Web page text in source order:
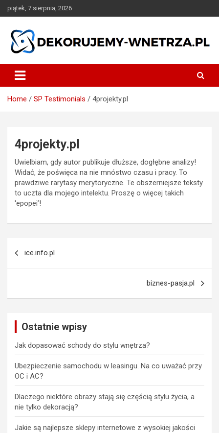
Skip
to
piątek, 7 sierpnia, 2026
dekorujemy-wnetrza.pl
Home SP Testimonials 4projekty.pl
4projekty.pl
Uwielbiam, gdy autor publikuje dłuższe, dogłębne analizy!
Widać, że poświęca na nie mnóstwo czasu i pracy. To
prawdziwe rarytasy merytoryczne. Te obszerniejsze teksty
to uczta dla mojego intelektu. Proszę o więcej takich
'epopei’!
ice.info.pl
biznes-pasja.pl
Ostatnie wpisy
Jak dopasować schody do stylu wnętrza?
Ubezpieczenie samochodu w leasingu. Na co uważać przy
OC i AC?
Dlaczego niektóre obrazy stają się częścią stylu życia, a
nie tylko dekoracją?
Jakie są najlepsze sklepy internetowe z wysokiej jakości